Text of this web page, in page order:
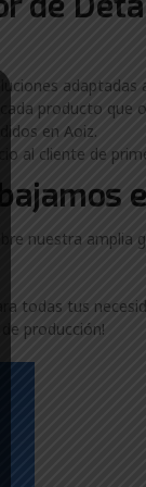
adaptadas
producto que
en Aoiz.
al cliente de
nuestra amplia
todas tus
producción!